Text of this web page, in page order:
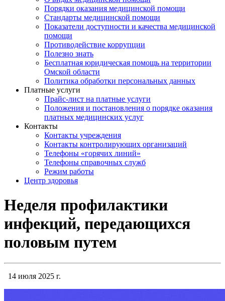
Порядки оказания медицинской помощи
Стандарты медицинской помощи
Показатели доступности и качества медицинской
помощи
Противодействие коррупции
Полезно знать
Бесплатная юридическая помощь на территории
Омской области
Политика обработки персональных данных
Платные услуги
Прайс-лист на платные услуги
Положения и постановления о порядке оказания
платных медицинских услуг
Контакты
Контакты учреждения
Контакты контролирующих организаций
Телефоны «горячих линий»
Телефоны справочных служб
Режим работы
Центр здоровья
Неделя профилактики
инфекций, передающихся
половым путем
14 июля 2025 г.